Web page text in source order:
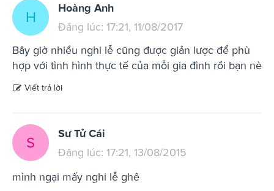
H
Hoàng Anh
Đăng lúc: 17:21, 11/08/2017
Bây giờ nhiều nghi lễ cũng được giản lược để phù
hợp với tình hình thực tế của mỗi gia đình rồi bạn nè
Viết trả lời
S
Sư Tử Cái
Đăng lúc: 17:21, 13/08/2015
mình ngại mấy nghi lễ ghê